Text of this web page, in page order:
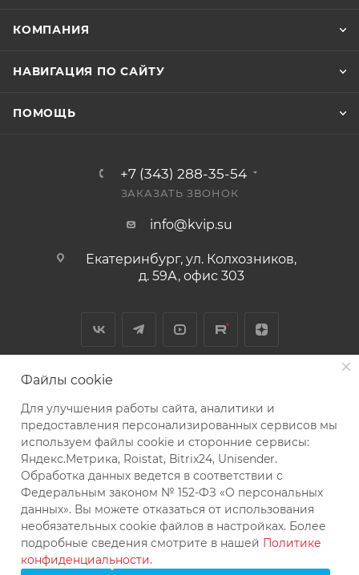
КОМПАНИЯ
НАВИГАЦИЯ ПО САЙТУ
ПОМОЩЬ
+7 (343) 288-35-54
ЗАКАЗАТЬ ЗВОНОК
info@kvip.su
Екатеринбург, ул. Колхозников,
д. 59А, офис 303
2026 © КВиП: Короли воды и пара
Bce зарегистрированные товарные знаки, логотипы и
бренды, упоминаемые на сайте, принадлежат их
законным владельцам и используются исключительно
в информационных целях
Файлы cookie
Для улучшения работы сайта, аналитики и
предоставления персонализированных сервисов мы
используем файлы cookie и сторонние сервисы:
Яндекс.Метрика, Roistat, Bitrix24, Unisender.
Обработка данных ведется в соответствии с
Федеральным законом № 152-ФЗ «О персональных
данных». Вы можете отказаться от использования
необязательных cookie файлов в настройках. Более
подробные сведения смотрите в нашей Политике
конфиденциальности.